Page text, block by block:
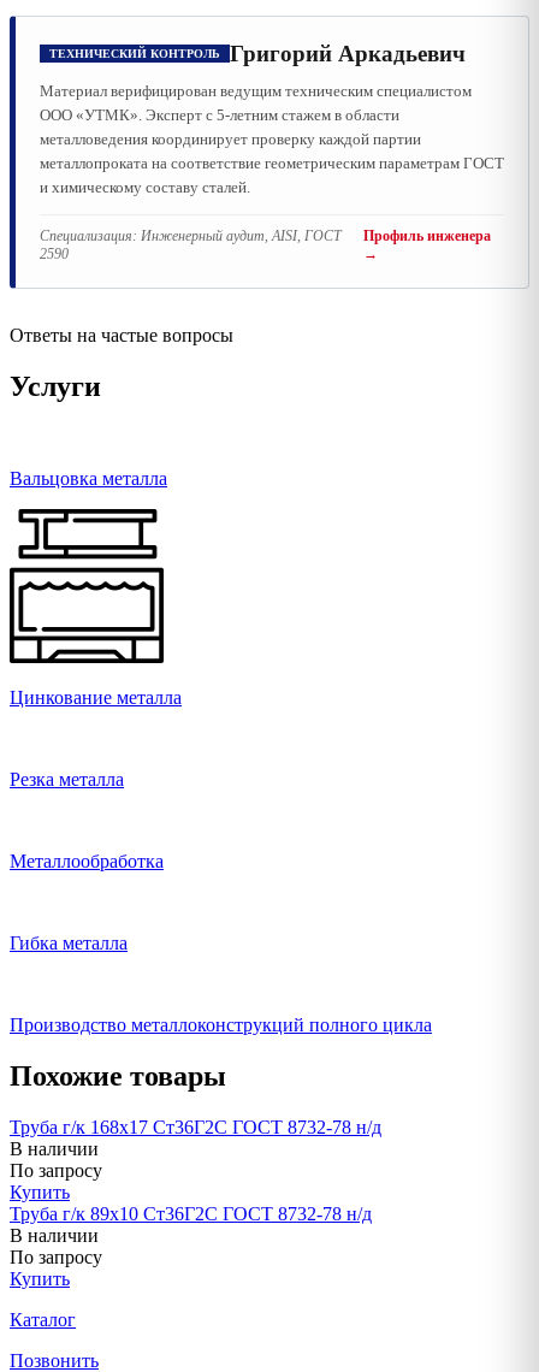
ТЕХНИЧЕСКИЙ КОНТРОЛЬ Григорий Аркадьевич
Материал верифицирован ведущим техническим специалистом
ООО «УТМК». Эксперт с 5-летним стажем в области
металловедения координирует проверку каждой партии
металлопроката на соответствие геометрическим параметрам ГОСТ
и химическому составу сталей.
Специализация: Инженерный аудит, AISI, ГОСТ
2590
Профиль инженера
→
Ответы на частые вопросы
Услуги
Вальцовка металла
Цинкование металла
Резка металла
Металлообработка
Гибка металла
Производство металлоконструкций полного цикла
Похожие товары
Труба г/к 168х17 Ст36Г2С ГОСТ 8732-78 н/д
В наличии
По запросу
Купить
Труба г/к 89х10 Ст36Г2С ГОСТ 8732-78 н/д
В наличии
По запросу
Купить
Каталог
Позвонить